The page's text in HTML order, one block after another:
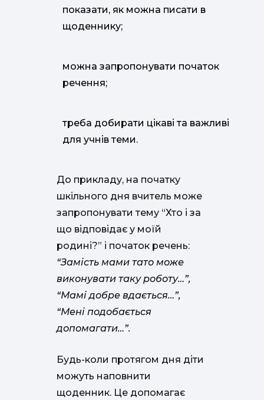
показати, як можна писати в
щоденнику;
можна запропонувати початок
речення;
треба добирати цікаві та важливі
для учнів теми.
До прикладу, на початку
шкільного дня вчитель може
запропонувати тему “Хто і за
що відповідає у моїй
родині?” і початок речень:
“Замість мами тато може
виконувати таку роботу…”,
“Мамі добре вдається…”,
“Мені подобається
допомагати…”.
Будь-коли протягом дня діти
можуть наповнити
щоденник. Це допомагає